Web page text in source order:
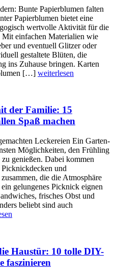
Bunte Papierblumen falten
Papierblumen bietet eine
wertvolle Aktivität für die
einfachen Materialien wie
und eventuell Glitzer oder
gestaltete Blüten, die
ins Zuhause bringen. Karten
[…] weiterlesen
der Familie: 15
Spaß machen
Leckereien Ein Garten-
Möglichkeiten, den Frühling
genießen. Dabei kommen
und
die die Atmosphäre
gelungenes Picknick eignen
frisches Obst und
beliebt sind auch
Haustür: 10 tolle DIY-
faszinieren